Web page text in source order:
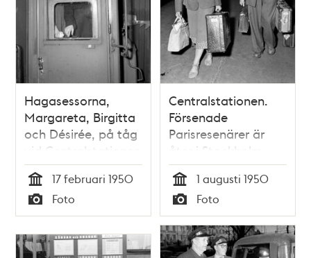
Hagasessorna,
Margareta, Birgitta
och Désirée, på tåg
vid Centralstationen
Tid
17 februari 1950
Typ
Foto
Centralstationen.
Försenade
Parisresenärer är
åter i Stockholm
Tid
1 augusti 1950
Typ
Foto